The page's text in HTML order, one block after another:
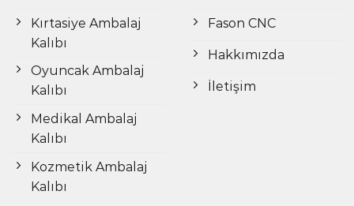
Kırtasiye Ambalaj
Kalıbı
Oyuncak Ambalaj
Kalıbı
Medikal Ambalaj
Kalıbı
Kozmetik Ambalaj
Kalıbı
Fason CNC
Hakkımızda
İletişim